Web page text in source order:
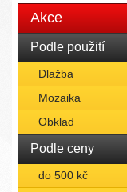
Akce
Podle použití
Dlažba
Mozaika
Obklad
Podle ceny
do 500 kč